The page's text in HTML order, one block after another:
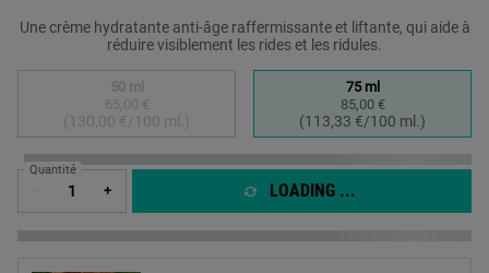
Une crème hydratante anti-âge raffermissante et liftante, qui aide à
réduire visiblement les rides et les ridules.
Selected
The product variation is out of stock,
50 ml
65,00 €
(130,00 €/100 ml.)
, 1 of 2 Selected
75 ml
85,00 €
(113,33 €/100 ml.)
, 2 of 2
Quantité
+ LOADING ...